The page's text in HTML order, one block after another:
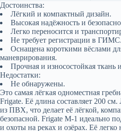
Достоинства:
Лёгкий и компактный дизайн.
Высокая надёжность и
Легко переносится и
Не требует регистрации в ГИМС.
Оснащена короткими вёслами
маневрирования.
Прочная и износостойкая
Недостатки:
Не обнаружены.
Это самая лёгкая одноместная
Frigate. Её длина составляет 200 см.
из ПВХ, что делает её лёгкой,
безопасной. Frigate M-1 идеально
и охоты на реках и озёрах. Её легко